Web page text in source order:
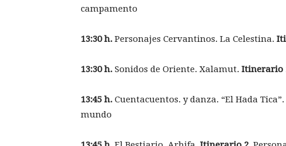
campamento
13:30 h. Personajes Cervantinos. La Celestina.
13:30 h. Sonidos de Oriente. Xalamut. Itinerario
13:45 h. Cuentacuentos. y danza. “El Hada
mundo